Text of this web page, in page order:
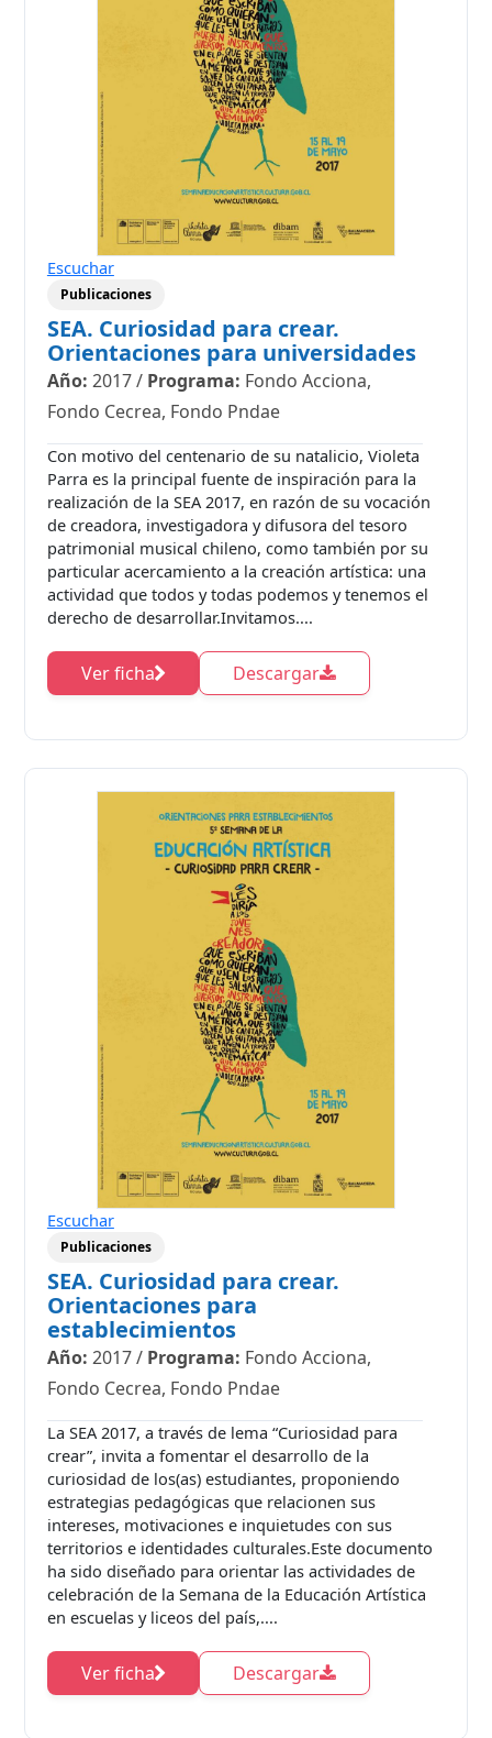
Escuchar
Publicaciones
SEA. Curiosidad para crear.
Orientaciones para universidades
Año: 2017/ Programa: Fondo Acciona,
Fondo Cecrea, Fondo Pndae
Con motivo del centenario de su natalicio, Violeta
Parra es la principal fuente de inspiración para la
realización de la SEA 2017, en razón de su vocación
de creadora, investigadora y difusora del tesoro
patrimonial musical chileno, como también por su
particular acercamiento a la creación artística: una
actividad que todos y todas podemos y tenemos el
derecho de desarrollar.Invitamos....
Ver ficha Descargar
Escuchar
Publicaciones
SEA. Curiosidad para crear.
Orientaciones para
establecimientos
Año: 2017/ Programa: Fondo Acciona,
Fondo Cecrea, Fondo Pndae
La SEA 2017, a través de lema “Curiosidad para
crear”, invita a fomentar el desarrollo de la
curiosidad de los(as) estudiantes, proponiendo
estrategias pedagógicas que relacionen sus
intereses, motivaciones e inquietudes con sus
territorios e identidades culturales.Este documento
ha sido diseñado para orientar las actividades de
celebración de la Semana de la Educación Artística
en escuelas y liceos del país,....
Ver ficha Descargar